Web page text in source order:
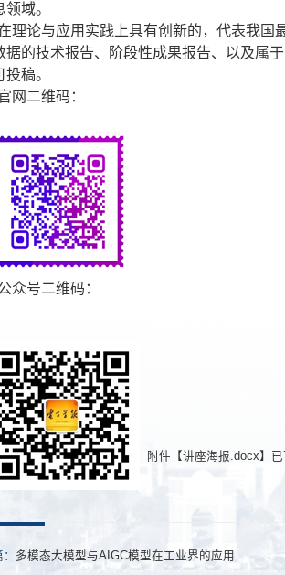
领域。
理论与应用实践上具有创新的，代表我国
据的技术报告、阶段性成果报告、以及属
投稿。
网二维码：
众号二维码：
附件【讲座海报.docx】
多模态大模型与AIGC模型在工业界的应用